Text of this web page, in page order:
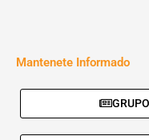
Mantenete Informado